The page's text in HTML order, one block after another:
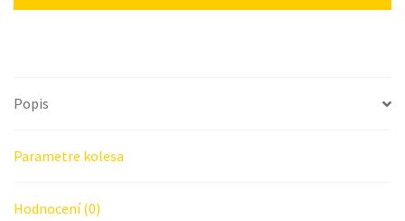
MNOŽSTVÍ
Popis
Parametre kolesa
Hodnocení (0)